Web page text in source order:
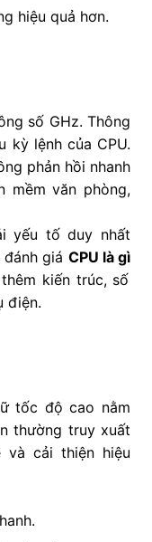
hiệu quả hơn.
số GHz. Thông
kỳ lệnh của CPU.
phản hồi nhanh
mềm văn phòng,
yếu tố duy nhất
giá CPU là gì
kiến trúc, số
điện.
tốc độ cao nằm
thường truy xuất
và cải thiện hiệu